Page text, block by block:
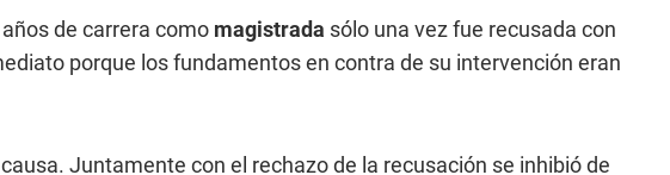
de carrera como magistrada sólo una vez fue recusada con
porque los fundamentos en contra de su intervención eran
Juntamente con el rechazo de la recusación se inhibió de